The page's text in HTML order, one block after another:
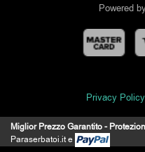
Powered
Privacy Policy
IL MIO ACCOUNT
Miglior Prezzo Garantito -
Paraserbatoi.it e